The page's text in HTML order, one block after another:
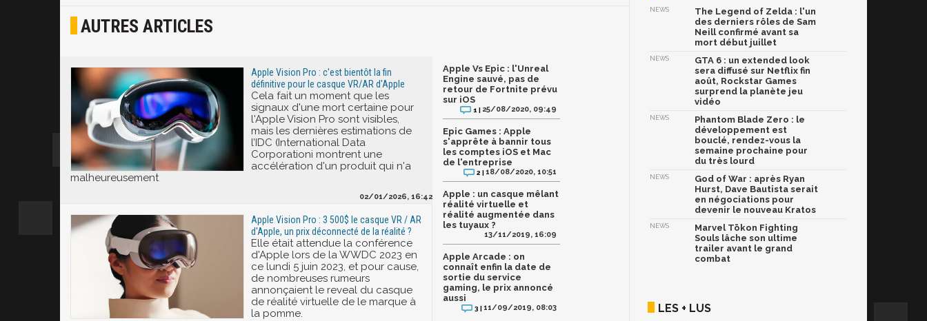
Joyeux
AUTRES ARTICLES
Apple Vision Pro : c'est bientôt la fin
définitive pour le casque VR/AR d'Apple
Cela fait un moment que les
signaux d'une mort certaine pour
l'Apple Vision Pro sont visibles,
mais les dernières estimations de
l’IDC (International Data
Corporationi montrent une
accélération d'un produit qui n'a
malheureusement
02/01/2026, 16:42
Apple Vision Pro : 3 500$ le casque VR / AR
d'Apple, un prix déconnecté de la réalité ?
Elle était attendue la conférence
d'Apple lors de la WWDC 2023 en
ce lundi 5 juin 2023, et pour cause,
de nombreuses rumeurs
annonçaient le reveal du casque
de réalité virtuelle de le marque à
la pomme.
Apple Vs Epic : l'Unreal
Engine sauvé, pas de
retour de Fortnite prévu
sur iOS
1 | 25/08/2020, 09:49
Epic Games : Apple
s'apprête à bannir tous
les comptes iOS et Mac
de l'entreprise
2 |18/08/2020, 10:51
Apple : un casque mêlant
réalité virtuelle et
réalité augmentée dans
les tuyaux ?
13/11/2019, 16:09
Apple Arcade : on
connaît enfin la date de
sortie du service
gaming, le prix annoncé
aussi
3 |11/09/2019, 08:03
NEWS
The Legend of Zelda : l'un
des derniers rôles de Sam
Neill confirmé avant sa
mort début juillet
NEWS
GTA 6 : un extended look
sera diffusé sur Netflix fin
août, Rockstar Games
surprend la planète jeu
vidéo
NEWS
Phantom Blade Zero : le
développement est
bouclé, rendez-vous la
semaine prochaine pour
du très lourd
NEWS
God of War : après Ryan
Hurst, Dave Bautista serait
en négociations pour
devenir le nouveau Kratos
NEWS
Marvel Tōkon Fighting
Souls lâche son ultime
trailer avant le grand
combat
LES + LUS